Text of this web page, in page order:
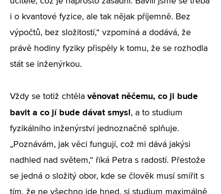
i o kvantové fyzice, ale tak nějak příjemně. Bez
výpočtů, bez složitostí,“ vzpomíná a dodává, že
právě hodiny fyziky přispěly k tomu, že se rozhodla
stát se inženýrkou.
Vždy se totiž chtěla věnovat něčemu, co ji bude
bavit a co jí bude dávat smysl, a to studium
fyzikálního inženýrství jednoznačně splňuje.
„Poznávám, jak věci fungují, což mi dává jakýsi
nadhled nad světem,“ říká Petra s radostí. Přestože
se jedná o složitý obor, kde se člověk musí smířit s
tím, že ne všechno jde hned, si studium maximálně